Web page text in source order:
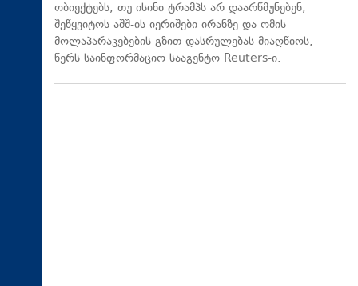
ობიექტებს, თუ ისინი ტრამპს არ დაარწმუნებენ,
შეწყვიტოს აშშ-ის იერიშები ირანზე და ომის
მოლაპარაკებების გზით დასრულებას მიაღწიოს, -
წერს საინფორმაციო სააგენტო Reuters-ი.